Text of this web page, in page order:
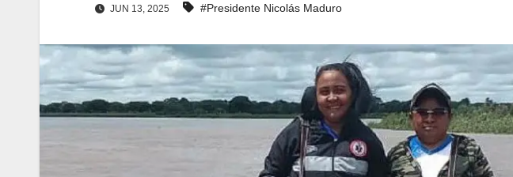
JUN 13, 2025 #Presidente Nicolás Maduro